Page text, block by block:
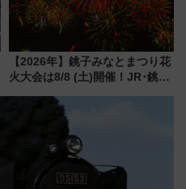
【2026年】銚子みなとまつり花
火大会は8/8 (土)開催！JR･銚子
報、利根川に咲く8,000発の大迫
力＆屋台を満喫